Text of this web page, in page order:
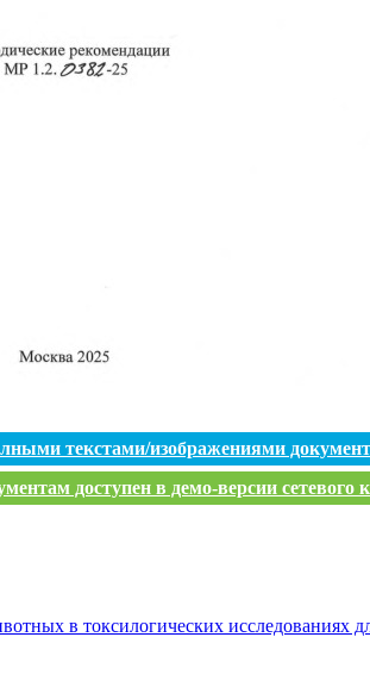
текстами/изображениями
доступен в демо-версии сетевого
в токсилогических исследованиях